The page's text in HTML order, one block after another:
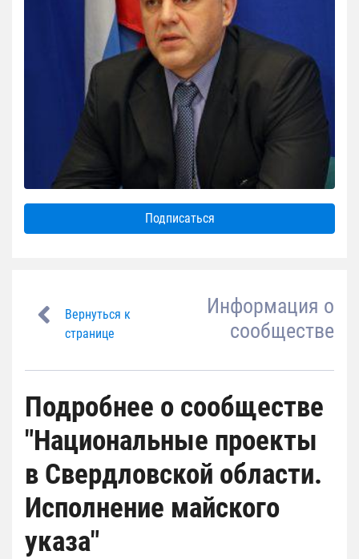
Подписаться
Вернуться к
странице
Информация о
сообществе
Подробнее о сообществе
"Национальные проекты
в Свердловской области.
Исполнение майского
указа"